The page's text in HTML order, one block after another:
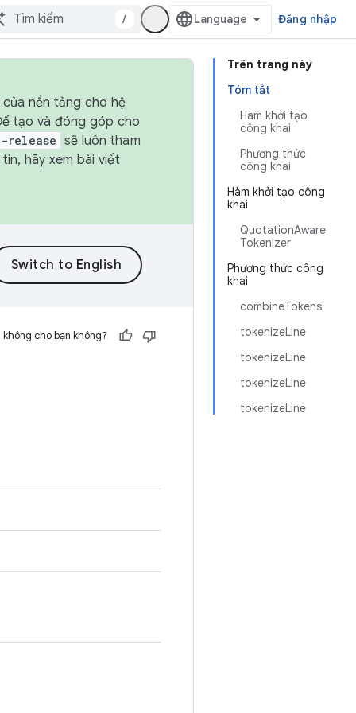
/ Đăng nhập
Trên trang này
Tóm tắt
Hàm khởi tạo
công khai
Phương thức
công khai
Hàm khởi tạo công
khai
QuotationAware
Tokenizer
Phương thức công
khai
combineTokens
tokenizeLine
tokenizeLine
tokenizeLine
tokenizeLine
nền tảng cho hệ
tạo và đóng góp cho
release sẽ luôn tham
hãy xem bài viết
cho bạn không?